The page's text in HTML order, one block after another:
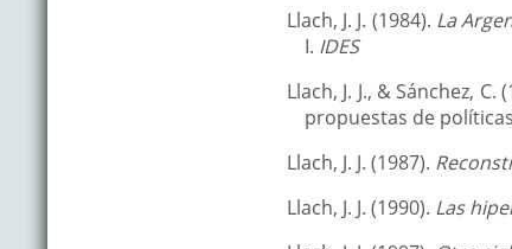
Llach, J. J. (1984). La
I. IDES
Llach, J. J., & Sánchez,
propuestas de
Llach, J. J. (1987).
Llach, J. J. (1990). Las